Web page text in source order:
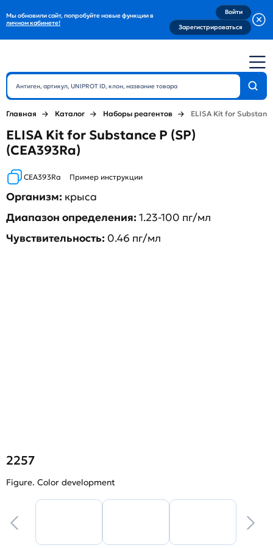
Мы обновили сайт, попробуйте новые функции в
личном кабинете!
Войти
Зарегистрироваться
Главная Каталог Наборы реагентов ELISA Kit for
ELISA Kit for Substance P (SP)
(CEA393Ra)
CEA393Ra Пример инструкции
Организм: крыса
Диапазон определения:1.23-100 пг/мл
Чувствительность: 0.46 пг/мл
2257
Figure. Color development